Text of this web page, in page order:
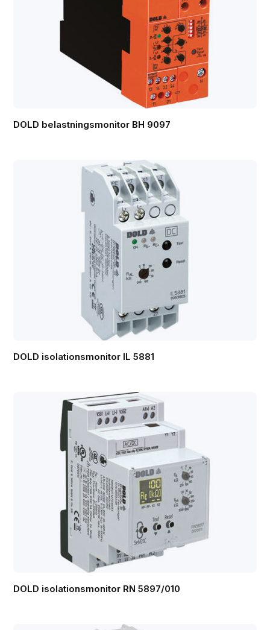
DOLD belastningsmonitor BH 9097
DOLD isolationsmonitor IL 5881
DOLD isolationsmonitor RN 5897/010